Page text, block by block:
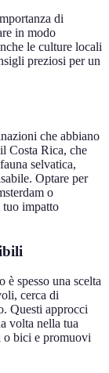
di
in modo
le culture locali
preziosi per un
che abbiano
Costa Rica, che
selvatica,
Optare per
o
tuo impatto
spesso una scelta
cerca di
Questi approcci
volta nella tua
o bici e promuovi